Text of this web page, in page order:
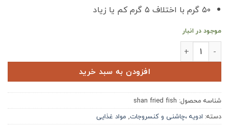
۵۰ گرم با اختلاف ۵ گرم کم یا زیاد
موجود در انبار
ادویه ماهی شان سرخ کردنی عدد
افزودن به سبد خرید
شناسه محصول: shan fried fish
دسته: ادویه ،چاشنی و کنسروجات, مواد غذایی